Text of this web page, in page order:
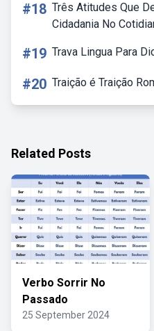
#18 Três Atitudes Que
Cidadania No
#19 Trava Lingua Para
#20 Traição é Traição
Related Posts
Verbo Sorrir No
Passado
25 September 2024